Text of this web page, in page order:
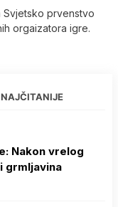
prvenstvo
orgaizatora igre.
NAJČITANIJE
Nakon vrelog
grmljavina